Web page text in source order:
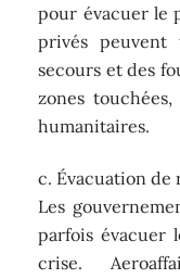
pour évacuer le
privés peuvent
secours et des
zones
humanitaires.
c. Évacuation de
Les
parfois évacuer
crise.